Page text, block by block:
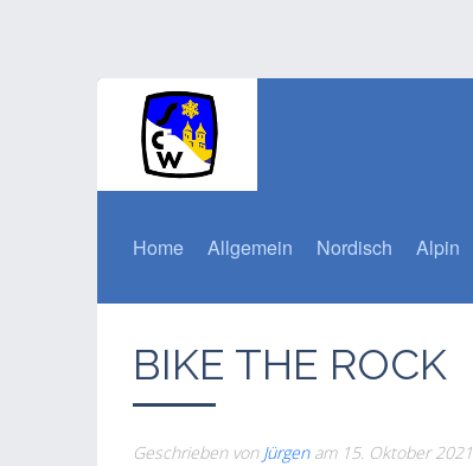
Home Allgemein Nordisch Alpin
BIKE THE ROCK
Geschrieben von Jürgenam 15. Oktober 2021